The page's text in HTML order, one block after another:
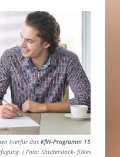
hierfür das KfW-Programm 153
( Foto: Shutterstock- fizkes)